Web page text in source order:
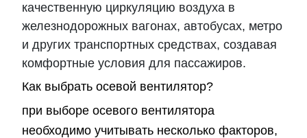
качественную циркуляцию воздуха в
железнодорожных вагонах, автобусах, метро
и других транспортных средствах, создавая
комфортные условия для пассажиров.
Как выбрать осевой вентилятор?
при выборе осевого вентилятора
необходимо учитывать несколько факторов,